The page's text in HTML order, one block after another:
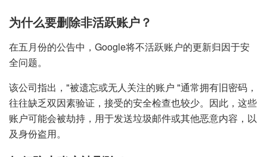
为什么要删除非活跃账户？
在五月份的公告中，Google将不活跃账户的更新归因于安
全问题。
该公司指出，"被遗忘或无人关注的账户 "通常拥有旧密码，
往往缺乏双因素验证，接受的安全检查也较少。因此，这些
账户可能会被劫持，用于发送垃圾邮件或其他恶意内容，以
及身份盗用。